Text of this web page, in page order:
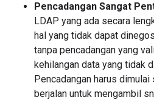
Pencadangan Sangat
LDAP yang ada secara
hal yang tidak dapat
tanpa pencadangan yang
kehilangan data yang tidak
Pencadangan harus
berjalan untuk mengambil